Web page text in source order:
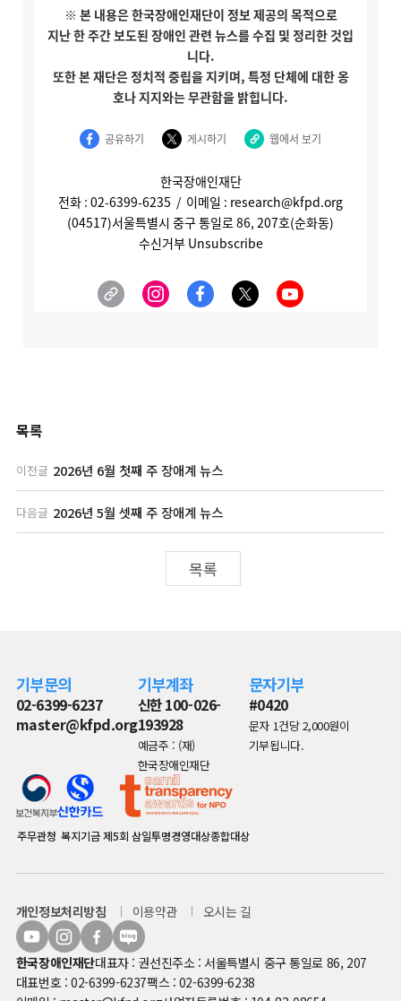
목록
이전글 2026년 6월 첫째 주 장애계 뉴스
다음글 2026년 5월 셋째 주 장애계 뉴스
목록
기부문의
02-6399-6237
master@kfpd.org
기부계좌
신한 100-026-
193928
예금주 : (재)
한국장애인재단
문자기부
#0420
문자 1건당 2,000원이
기부됩니다.
주무관청 복지기금제5회 삼일투명경영대상종합대상
개인정보처리방침 이용약관 오시는 길
한국장애인재단대표자 : 권선진주소 : 서울특별시 중구 통일로 86, 207
대표번호 : 02-6399-6237팩스 : 02-6399-6238